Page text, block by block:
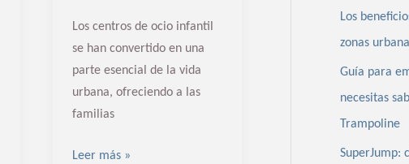
Los centros de ocio infantil
se han convertido en una
parte esencial de la vida
urbana, ofreciendo a las
familias
Leer más »
Los
zonas
Guía para
necesitas
Trampoline
SuperJump: